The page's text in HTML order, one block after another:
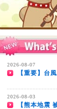
2026-08-07
【重要】台
2026-08-03
【熊本地震